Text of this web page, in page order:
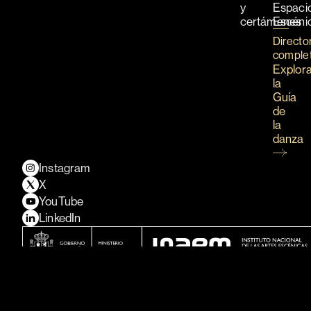
y
certámenes
la
Guía
de
la
danza
Instagram
X
YouTube
LinkedIn